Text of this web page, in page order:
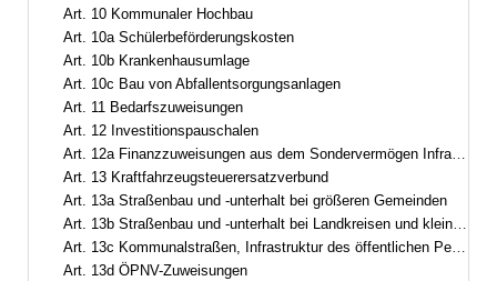
Art. 10 Kommunaler Hochbau
Art. 10a Schülerbeförderungskosten
Art. 10b Krankenhausumlage
Art. 10c Bau von Abfallentsorgungsanlagen
Art. 11 Bedarfszuweisungen
Art. 12 Investitionspauschalen
Art. 12a Finanzzuweisungen aus dem Sondervermögen Infrastruktur und Klimaneutralität des Bundes
Art. 13 Kraftfahrzeugsteuerersatzverbund
Art. 13a Straßenbau und -unterhalt bei größeren Gemeinden
Art. 13b Straßenbau und -unterhalt bei Landkreisen und kleineren Gemeinden
Art. 13c Kommunalstraßen, Infrastruktur des öffentlichen Personennahverkehrs
Art. 13d ÖPNV-Zuweisungen